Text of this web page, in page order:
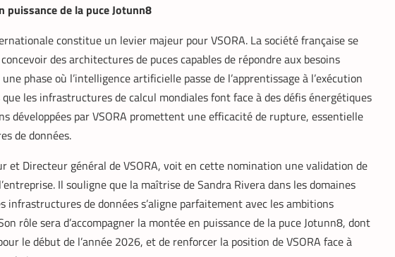
puissance de la puce Jotunn8
constitue un levier majeur pour VSORA. La société française se
des architectures de puces capables de répondre aux besoins
phase où l’intelligence artificielle passe de l’apprentissage à l’exécution
les infrastructures de calcul mondiales font face à des défis énergétiques
développées par VSORA promettent une efficacité de rupture, essentielle
de données.
et Directeur général de VSORA, voit en cette nomination une validation de
Il souligne que la maîtrise de Sandra Rivera dans les domaines
infrastructures de données s’aligne parfaitement avec les ambitions
rôle sera d’accompagner la montée en puissance de la puce Jotunn8, dont
le début de l’année 2026, et de renforcer la position de VSORA face à